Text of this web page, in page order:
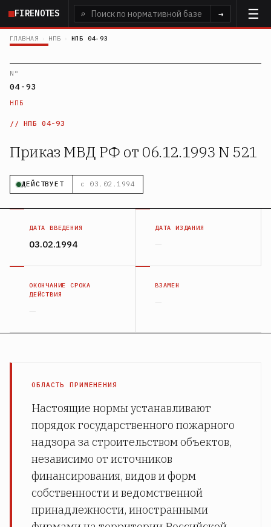
Перейти
основному
FIRENOTES ⌕ →
ГЛАВНАЯ › НПБ › НПБ 04-93
N°
04-93
НПБ
НПБ 04-93
Приказ МВД РФ от 06.12.1993 N 521
ДЕЙСТВУЕТ с 03.02.1994
ДАТА ВВЕДЕНИЯ
03.02.1994
ДАТА ИЗДАНИЯ
—
ОКОНЧАНИЕ СРОКА
ДЕЙСТВИЯ
—
ВЗАМЕН
—
ОБЛАСТЬ ПРИМЕНЕНИЯ
Настоящие нормы устанавливают
порядок государственного пожарного
надзора за строительством объектов,
независимо от источников
финансирования, видов и форм
собственности и ведомственной
принадлежности, иностранными